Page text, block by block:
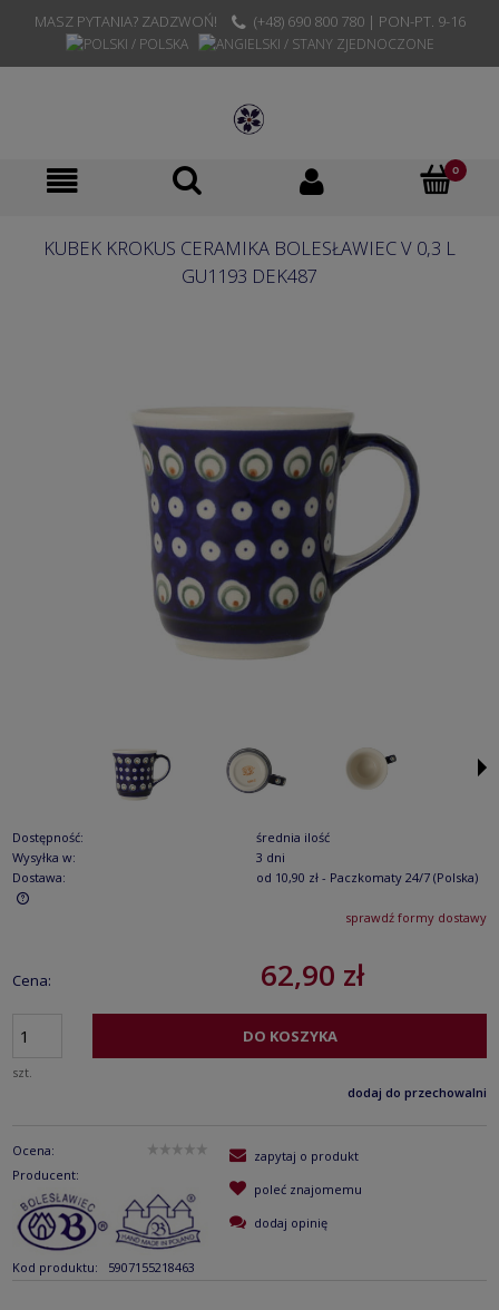
MASZ PYTANIA? ZADZWOŃ! (+48) 690 800 780 | PON-PT. 9-16
KUBEK KROKUS CERAMIKA BOLESŁAWIEC V 0,3 L
GU1193 DEK487
Dostępność:
średnia ilość
Wysyłka w:
3 dni
Dostawa:
od 10,90 zł - Paczkomaty 24/7 (Polska)
Cena nie zawiera ewentualnych kosztów płatnościsprawdź formy dostawy
Cena: 62,90 zł
szt.
DO KOSZYKA
dodaj do przechowalni
Ocena:
Producent:
Kod produktu: 5907155218463
zapytaj o produkt
poleć znajomemu
dodaj opinię